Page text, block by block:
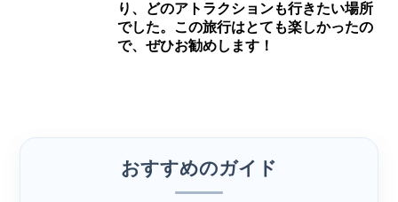
り、どのアトラクションも行きたい場所
でした。この旅行はとても楽しかったの
で、ぜひお勧めします！
おすすめのガイド